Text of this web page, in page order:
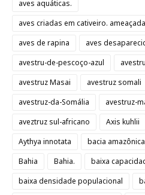
aves aquáticas.
aves criadas em cativeiro.
aves de rapina
aves
avestru-de-pescoço-azul
avestruz Masai
avestruz somali
avestruz-da-Somália
avestruz-
aveztruz sul-africano
Axis kuhlii
Aythya innotata
bacia amazônica
Bahia
Bahia.
baixa
baixa densidade populacional